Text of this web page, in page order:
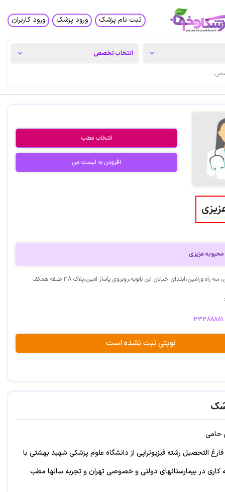
ثبت نام پزشک ورود پزشک ورود کاربران
انتخاب مطب
افزودن به لیست من
عزیزی
ورامین،ابتدای خیابان ابن بابویه،روبروی پاساژ امین،پلاک 38 طبقه همکف
33388881
نوبتی ثبت نشده است
حامی
التحصیل رشته فیزیوتراپی از دانشگاه علوم پزشکی شهید بهشتی با
تجربه کاری در بیمارستانهای دولتی و خصوصی تهران و تجربه سالها مطب